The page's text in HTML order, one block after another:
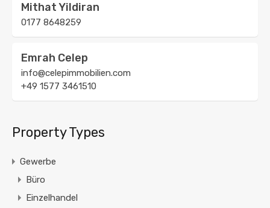
Mithat Yildiran
0177 8648259
Emrah Celep
info@celepimmobilien.com
+49 1577 3461510
Property Types
Gewerbe
Büro
Einzelhandel